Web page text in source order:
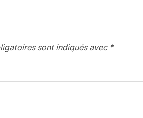
sont indiqués avec *